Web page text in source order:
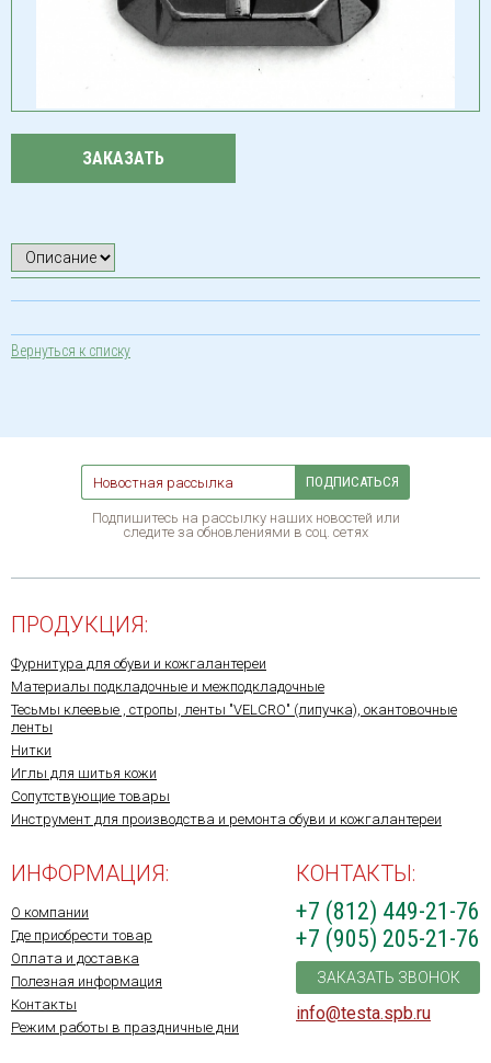
ЗАКАЗАТЬ
Вернуться к списку
ПОДПИСАТЬСЯ
Подпишитесь на рассылку наших новостей или
следите за обновлениями в соц. сетях
ПРОДУКЦИЯ:
Фурнитура для обуви и кожгалантереи
Материалы подкладочные и межподкладочные
Тесьмы клеевые , стропы, ленты "VELCRO" (липучка), окантовочные
ленты
Нитки
Иглы для шитья кожи
Сопутствующие товары
Инструмент для производства и ремонта обуви и кожгалантереи
ИНФОРМАЦИЯ:
О компании
Где приобрести товар
Оплата и доставка
Полезная информация
Контакты
Режим работы в праздничные дни
КОНТАКТЫ:
+7 (812) 449-21-76
+7 (905) 205-21-76
ЗАКАЗАТЬ ЗВОНОК
info@testa.spb.ru